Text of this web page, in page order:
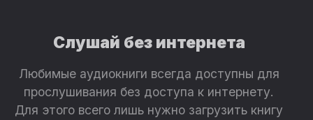
Слушай без интернета
Любимые аудиокниги всегда доступны для
прослушивания без доступа к интернету.
Для этого всего лишь нужно загрузить книгу